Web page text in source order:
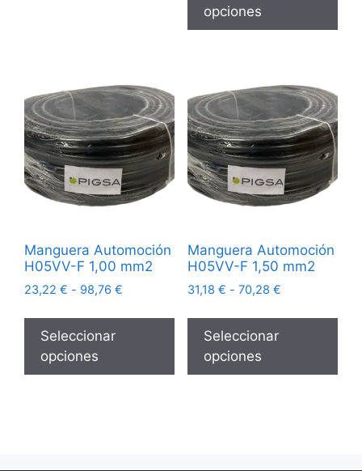
opciones
Manguera Automoción
H05VV-F 1,00 mm2
23,22 € - 98,76 €
Seleccionar
opciones
Manguera Automoción
H05VV-F 1,50 mm2
31,18 € - 70,28 €
Seleccionar
opciones